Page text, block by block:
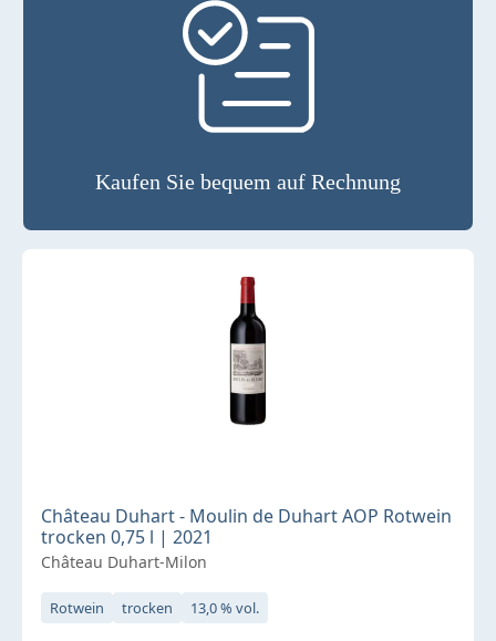
Kaufen Sie bequem auf Rechnung
Château Duhart - Moulin de Duhart AOP Rotwein
trocken 0,75 l | 2021
Château Duhart-Milon
Rotwein trocken 13,0 % vol.